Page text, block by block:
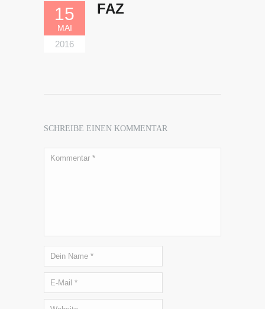
15
MAI
2016
FAZ
SCHREIBE EINEN KOMMENTAR